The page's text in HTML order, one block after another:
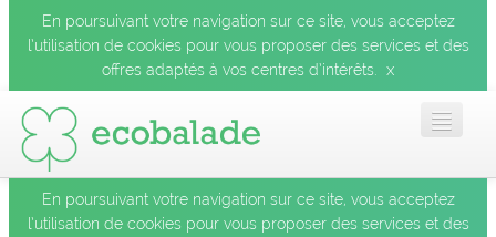
En poursuivant votre navigation sur ce site, vous acceptez
l’utilisation de cookies pour vous proposer des services et des
offres adaptés à vos centres d’intérêts.
x
Accueil
En poursuivant votre navigation sur ce site, vous acceptez
l’utilisation de cookies pour vous proposer des services et des